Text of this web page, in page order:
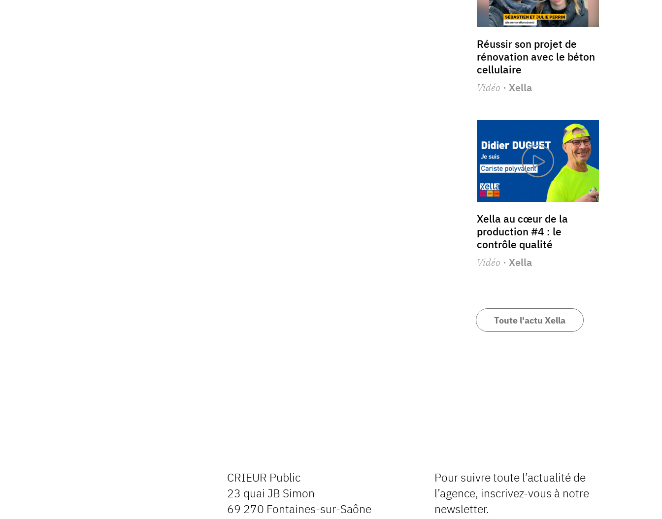
Réussir son projet de
rénovation avec le béton
cellulaire
Vidéo · Xella
Xella au cœur de la
production #4 : le
contrôle qualité
Vidéo · Xella
Toute l'actu Xella
CRIEUR Public
23 quai JB Simon
69 270 Fontaines-sur-Saône
Pour suivre toute l’actualité de
l’agence, inscrivez-vous à notre
newsletter.